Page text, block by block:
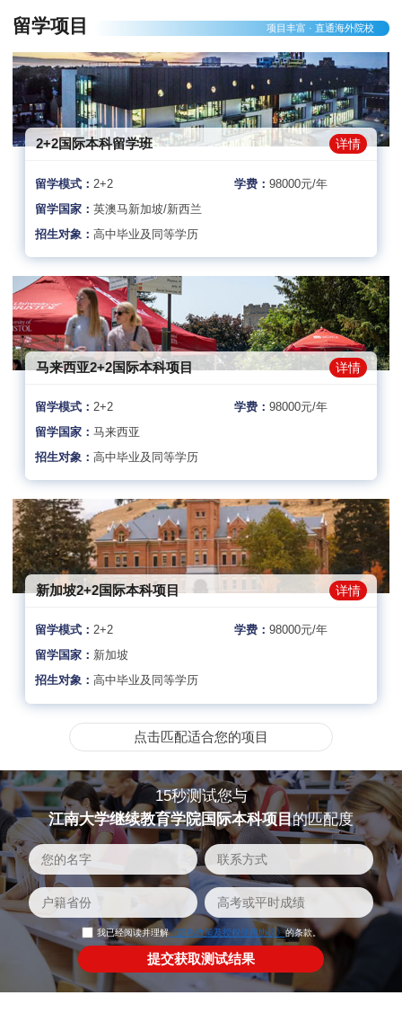
留学项目 项目丰富 · 直通海外院校
2+2国际本科留学班 详情
留学模式： 2+2 学费： 98000元/年
留学国家：英澳马新加坡/新西兰
招生对象：高中毕业及同等学历
马来西亚2+2国际本科项目 详情
留学模式：2+2 学费： 98000元/年
留学国家：马来西亚
招生对象： 高中毕业及同等学历
新加坡2+2国际本科项目 详情
留学模式：2+2 学费： 98000元/年
留学国家： 新加坡
招生对象： 高中毕业及同等学历
点击匹配适合您的项目
15秒测试您与
江南大学继续教育学院国际本科项目的匹配度
我已经阅读并理解《隐私政策及授权使用协议》的条款。